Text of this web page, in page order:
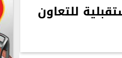
للتعاون